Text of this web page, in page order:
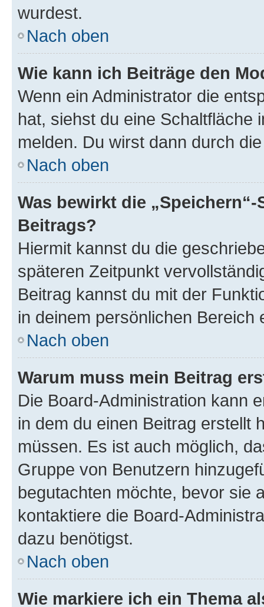
wurdest.
Nach oben
Wie kann ich Beiträge den
Wenn ein Administrator die
hat, siehst du eine Schaltfläche
melden. Du wirst dann durch
Nach oben
Was bewirkt die
Beitrags?
Hiermit kannst du die
späteren Zeitpunkt
Beitrag kannst du mit der
in deinem persönlichen Bereich
Nach oben
Warum muss mein Beitrag
Die Board-Administration kann
in dem du einen Beitrag erstellt
müssen. Es ist auch möglich,
Gruppe von Benutzern
begutachten möchte, bevor sie
kontaktiere die Board-
dazu benötigst.
Nach oben
Wie markiere ich ein Thema